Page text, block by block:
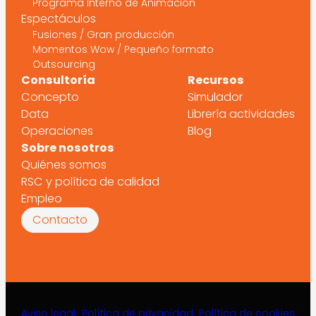
Programa Interno de Animación
Espectáculos
Fusiones / Gran producción
Momentos Wow / Pequeño formato
Outsourcing
Consultoría
Concepto
Data
Operaciones
Recursos
Simulador
Librería actividades
Blog
Sobre nosotros
Quiénes somos
RSC y política de calidad
Empleo
Contacto